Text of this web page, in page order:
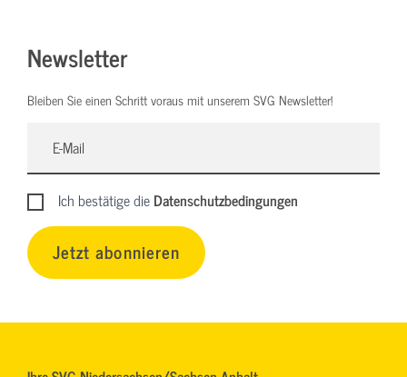
Newsletter
Bleiben Sie einen Schritt voraus mit unserem SVG Newsletter!
Ich bestätige dieDatenschutzbedingungen
Jetzt abonnieren